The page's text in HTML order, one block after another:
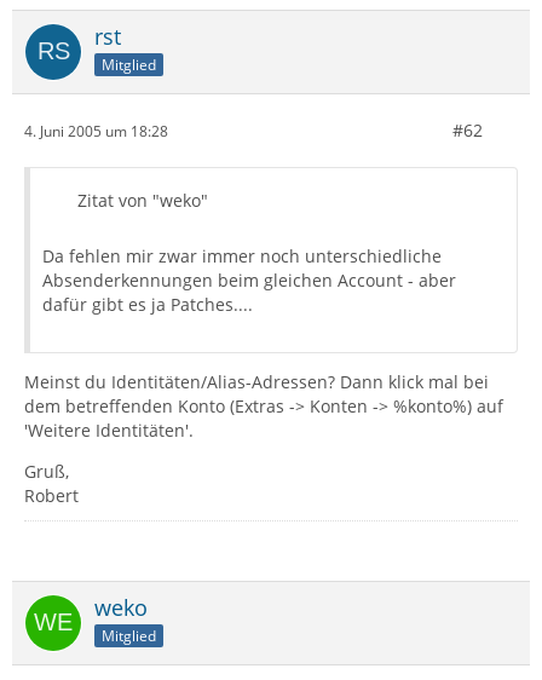
rst
Mitglied
4. Juni 2005 um 18:28 #62
Zitat von "weko"
Da fehlen mir zwar immer noch unterschiedliche
Absenderkennungen beim gleichen Account - aber
dafür gibt es ja Patches....
Meinst du Identitäten/Alias-Adressen? Dann klick mal bei
dem betreffenden Konto (Extras -> Konten -> %konto%) auf
'Weitere Identitäten'.
Gruß,
Robert
weko
Mitglied